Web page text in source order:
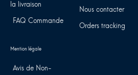
la livraison
FAQ Commande
Nous contacter
Orders tracking
Avis de Non-